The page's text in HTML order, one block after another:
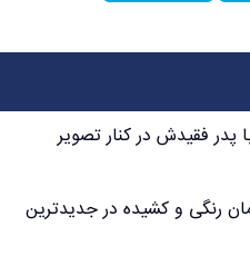
پدر فقیدش در کنار تصویر
رنگی و کشیده در جدیدترین